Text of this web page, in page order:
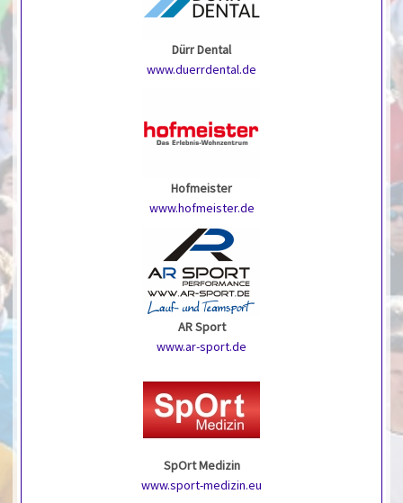
Dürr Dental
www.duerrdental.de
Hofmeister
www.hofmeister.de
AR Sport
www.ar-sport.de
SpOrt Medizin
www.sport-medizin.eu